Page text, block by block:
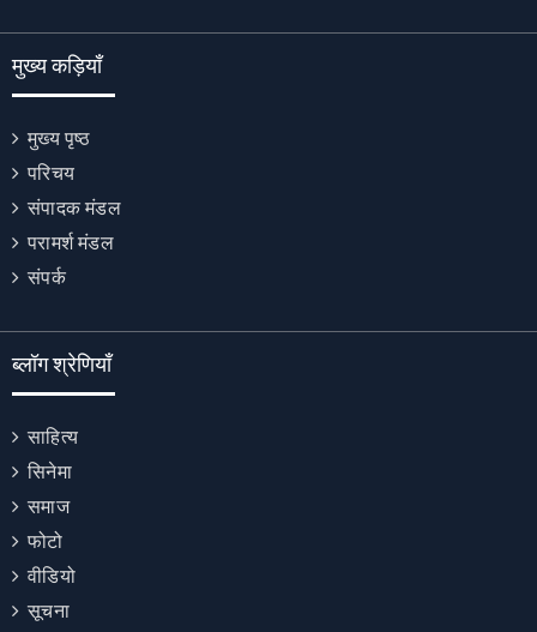
मुख्य कड़ियाँ
मुख्य पृष्ठ
परिचय
संपादक मंडल
परामर्श मंडल
संपर्क
ब्लॉग श्रेणियाँ
साहित्य
सिनेमा
समाज
फोटो
वीडियो
सूचना